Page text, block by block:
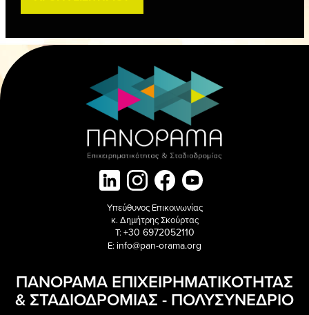
Υπεύθυνος Επικοινωνίας
κ. Δημήτρης Σκούρτας
T: +30 6972052110
E: info@pan-orama.org
ΠΑΝΟΡΑΜΑ ΕΠΙΧΕΙΡΗΜΑΤΙΚΟΤΗΤΑΣ
& ΣΤΑΔΙΟΔΡΟΜΙΑΣ - ΠΟΛΥΣΥΝΕΔΡΙΟ